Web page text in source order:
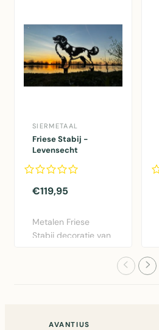
SIERMETAAL
Friese Stabij -
Levensecht
€119,95
Metalen Friese
Stabij decoratie van
AVANTIUS